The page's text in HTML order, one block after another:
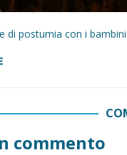
di postumia con i
commento